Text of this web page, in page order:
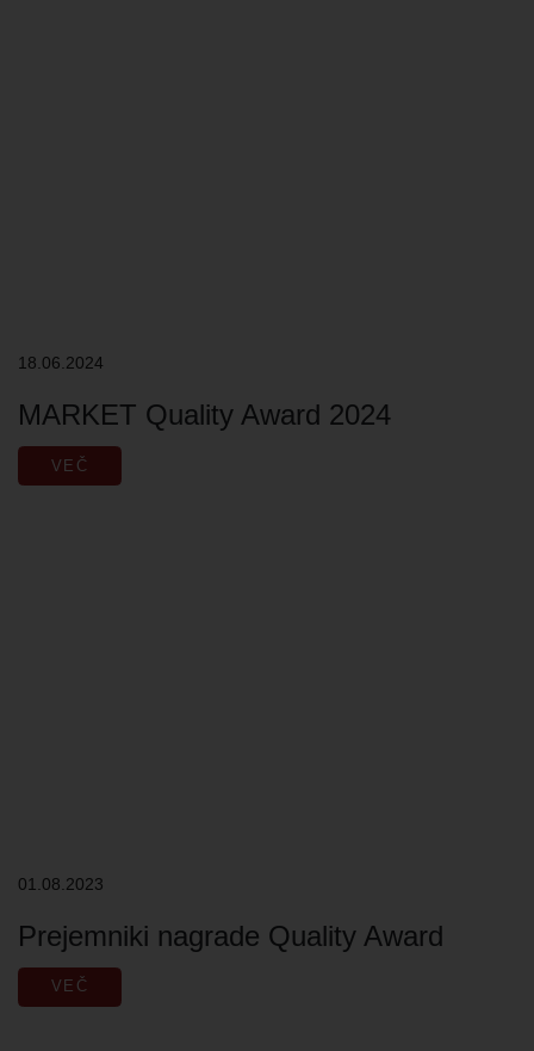
18.06.2024
MARKET Quality Award 2024
VEČ
01.08.2023
Prejemniki nagrade Quality Award
VEČ